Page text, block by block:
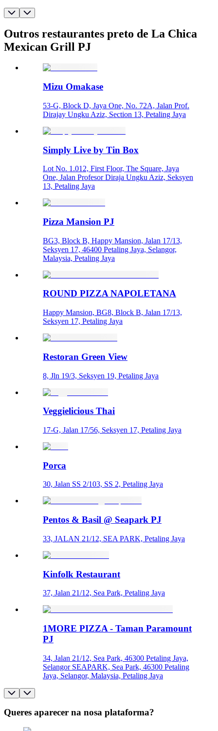
Outros restaurantes preto de La Chica
Mexican Grill PJ
Mizu Omakase
53-G, Block D, Jaya One, No. 72A, Jalan Prof.
Dirajay Ungku Aziz, Section 13, Petaling Jaya
Simply Live by Tin Box
Lot No. 1.012, First Floor, The Square, Jaya
One, Jalan Profesor Diraja Ungku Aziz, Seksyen
13, Petaling Jaya
Pizza Mansion PJ
BG3, Block B, Happy Mansion, Jalan 17/13,
Seksyen 17, 46400 Petaling Jaya, Selangor,
Malaysia, Petaling Jaya
ROUND PIZZA NAPOLETANA
Happy Mansion, BG8, Block B, Jalan 17/13,
Seksyen 17, Petaling Jaya
Restoran Green View
8, Jln 19/3, Seksyen 19, Petaling Jaya
Veggielicious Thai
17-G, Jalan 17/56, Seksyen 17, Petaling Jaya
Porca
30, Jalan SS 2/103, SS 2, Petaling Jaya
Pentos & Basil @ Seapark PJ
33, JALAN 21/12, SEA PARK, Petaling Jaya
Kinfolk Restaurant
37, Jalan 21/12, Sea Park, Petaling Jaya
1MORE PIZZA - Taman Paramount
PJ
34, Jalan 21/12, Sea Park, 46300 Petaling Jaya,
Selangor SEAPARK, Sea Park, 46300 Petaling
Jaya, Selangor, Malaysia, Petaling Jaya
Queres aparecer na nosa plataforma?